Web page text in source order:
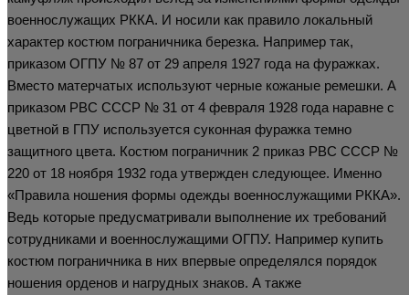
военнослужащих РККА. И носили как правило локальный
характер костюм пограничника березка. Например так,
приказом ОГПУ № 87 от 29 апреля 1927 года на фуражках.
Вместо матерчатых используют черные кожаные ремешки. А
приказом РВС СССР № 31 от 4 февраля 1928 года наравне с
цветной в ГПУ используется суконная фуражка темно
защитного цвета. Костюм пограничник 2 приказ РВС СССР №
220 от 18 ноября 1932 года утвержден следующее. Именно
«Правила ношения формы одежды военнослужащими РККА».
Ведь которые предусматривали выполнение их требований
сотрудниками и военнослужащими ОГПУ. Например купить
костюм пограничника в них впервые определялся порядок
ношения орденов и нагрудных знаков. А также